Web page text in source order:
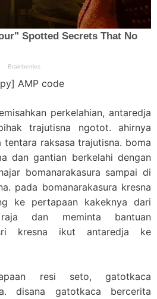
AMP code
perkelahian, antaredja
trajutisna ngotot. ahirnya
tentara raksasa trajutisna. boma
dan gantian berkelahi dengan
bomanarakasura sampai di
pada bomanarakasura kresna
ke pertapaan kakeknya dari
dan meminta bantuan
sri kresna ikut antaredja ke
resi seto, gatotkaca
disana gatotkaca bercerita